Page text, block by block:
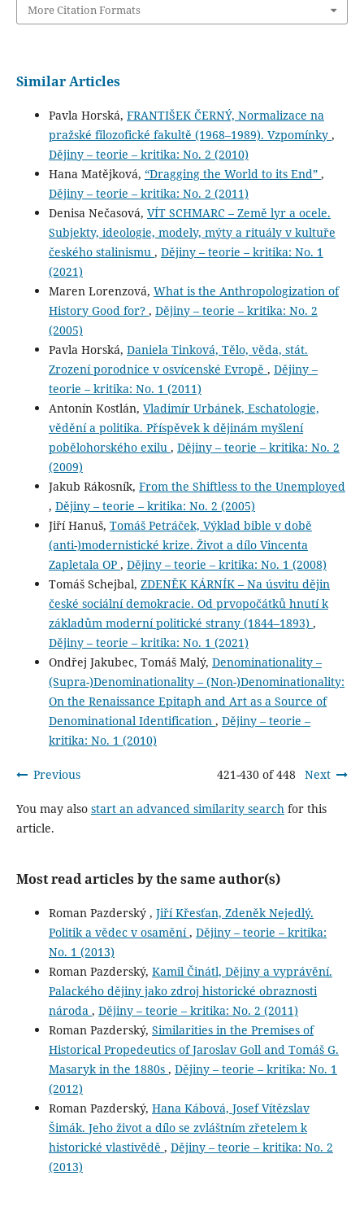
More Citation Formats
Similar Articles
Pavla Horská, FRANTIŠEK ČERNÝ, Normalizace na
pražské filozofické fakultě (1968–1989). Vzpomínky ,
Dějiny – teorie – kritika: No. 2 (2010)
Hana Matějková, “Dragging the World to its End” ,
Dějiny – teorie – kritika: No. 2 (2011)
Denisa Nečasová, VÍT SCHMARC – Země lyr a ocele.
Subjekty, ideologie, modely, mýty a rituály v kultuře
českého stalinismu , Dějiny – teorie – kritika: No. 1
(2021)
Maren Lorenzová, What is the Anthropologization of
History Good for? , Dějiny – teorie – kritika: No. 2
(2005)
Pavla Horská, Daniela Tinková, Tělo, věda, stát.
Zrození porodnice v osvícenské Evropě , Dějiny –
teorie – kritika: No. 1 (2011)
Antonín Kostlán, Vladimír Urbánek, Eschatologie,
vědění a politika. Příspěvek k dějinám myšlení
pobělohorského exilu , Dějiny – teorie – kritika: No. 2
(2009)
Jakub Rákosník, From the Shiftless to the Unemployed
, Dějiny – teorie – kritika: No. 2 (2005)
Jiří Hanuš, Tomáš Petráček, Výklad bible v době
(anti-)modernistické krize. Život a dílo Vincenta
Zapletala OP , Dějiny – teorie – kritika: No. 1 (2008)
Tomáš Schejbal, ZDENĚK KÁRNÍK – Na úsvitu dějin
české sociální demokracie. Od prvopočátků hnutí k
základům moderní politické strany (1844–1893) ,
Dějiny – teorie – kritika: No. 1 (2021)
Ondřej Jakubec, Tomáš Malý, Denominationality –
(Supra-)Denominationality – (Non-)Denominationality:
On the Renaissance Epitaph and Art as a Source of
Denominational Identification , Dějiny – teorie –
kritika: No. 1 (2010)
Previous 421-430 of 448 Next
You may also start an advanced similarity searchfor this
article.
Most read articles by the same author(s)
Roman Pazderský , Jiří Křesťan, Zdeněk Nejedlý.
Politik a vědec v osamění, Dějiny – teorie – kritika:
No. 1 (2013)
Roman Pazderský, Kamil Činátl, Dějiny a vyprávění.
Palackého dějiny jako zdroj historické obraznosti
národa , Dějiny – teorie – kritika: No. 2 (2011)
Roman Pazderský, Similarities in the Premises of
Historical Propedeutics of Jaroslav Goll and Tomáš G.
Masaryk in the 1880s , Dějiny – teorie – kritika: No. 1
(2012)
Roman Pazderský, Hana Kábová, Josef Vítězslav
Šimák. Jeho život a dílo se zvláštním zřetelem k
historické vlastivědě , Dějiny – teorie – kritika: No. 2
(2013)